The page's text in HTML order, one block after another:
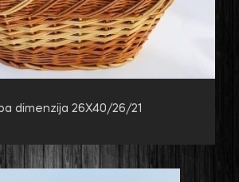
dimenzija 26X40/26/21